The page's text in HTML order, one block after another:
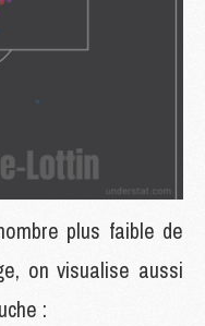
plus faible de
on visualise aussi
: